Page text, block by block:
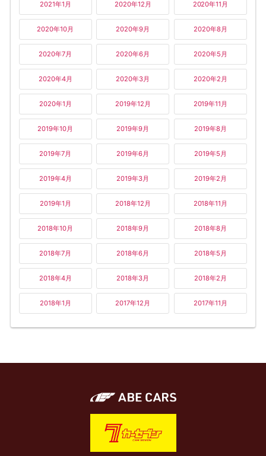
2021年1月 2020年12月 2020年11月
2020年10月 2020年9月 2020年8月
2020年7月 2020年6月 2020年5月
2020年4月 2020年3月 2020年2月
2020年1月 2019年12月 2019年11月
2019年10月 2019年9月 2019年8月
2019年7月 2019年6月 2019年5月
2019年4月 2019年3月 2019年2月
2019年1月 2018年12月 2018年11月
2018年10月 2018年9月 2018年8月
2018年7月 2018年6月 2018年5月
2018年4月 2018年3月 2018年2月
2018年1月 2017年12月 2017年11月